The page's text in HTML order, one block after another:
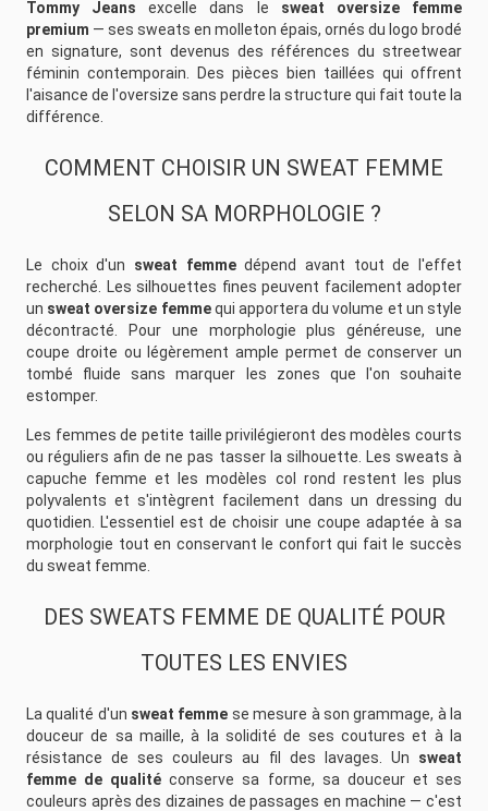
Tommy Jeans excelle dans le sweat oversize femme
premium — ses sweats en molleton épais, ornés du logo brodé
en signature, sont devenus des références du streetwear
féminin contemporain. Des pièces bien taillées qui offrent
l'aisance de l'oversize sans perdre la structure qui fait toute la
différence.
COMMENT CHOISIR UN SWEAT FEMME
SELON SA MORPHOLOGIE ?
Le choix d'un sweat femmedépend avant tout de l'effet
recherché. Les silhouettes fines peuvent facilement adopter
un sweat oversize femmequi apportera du volume et un style
décontracté. Pour une morphologie plus généreuse, une
coupe droite ou légèrement ample permet de conserver un
tombé fluide sans marquer les zones que l'on souhaite
estomper.
Les femmes de petite taille privilégieront des modèles courts
ou réguliers afin de ne pas tasser la silhouette. Les sweats à
capuche femme et les modèles col rond restent les plus
polyvalents et s'intègrent facilement dans un dressing du
quotidien. L'essentiel est de choisir une coupe adaptée à sa
morphologie tout en conservant le confort qui fait le succès
du sweat femme.
DES SWEATS FEMME DE QUALITÉ POUR
TOUTES LES ENVIES
La qualité d'un sweat femme se mesure à son grammage, à la
douceur de sa maille, à la solidité de ses coutures et à la
résistance de ses couleurs au fil des lavages. Un sweat
femme de qualité conserve sa forme, sa douceur et ses
couleurs après des dizaines de passages en machine — c'est